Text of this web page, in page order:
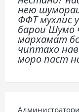
нею
ФФТ мухлис
барои Шумо
мархамат
чиптахо
моро паст